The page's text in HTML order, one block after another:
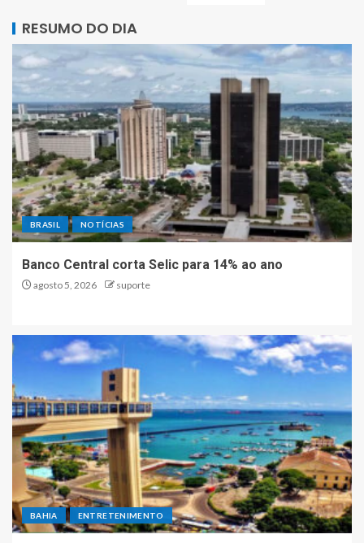
RESUMO DO DIA
BRASIL NOTÍCIAS
Banco Central corta Selic para 14% ao ano
agosto 5, 2026 suporte
BAHIA ENTRETENIMENTO